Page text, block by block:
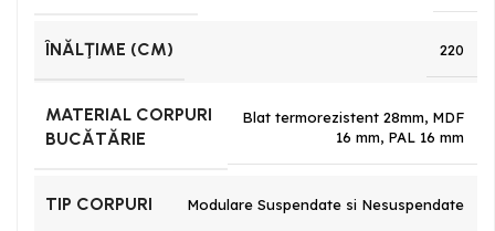
ÎNĂLŢIME (CM) 220
MATERIAL CORPURI
BUCĂTĂRIE
Blat termorezistent 28mm, MDF
16 mm, PAL 16 mm
TIP CORPURI Modulare Suspendate si Nesuspendate